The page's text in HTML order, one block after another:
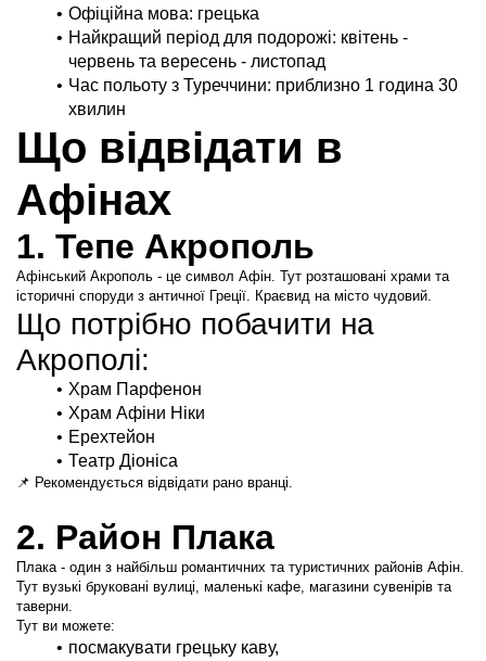
Офіційна мова: грецька
Найкращий період для подорожі: квітень -
червень та вересень - листопад
Час польоту з Туреччини: приблизно 1 година 30
хвилин
Що відвідати в
Афінах
1. Тепе Акрополь
Афінський Акрополь - це символ Афін. Тут розташовані храми та
історичні споруди з античної Греції. Краєвид на місто чудовий.
Що потрібно побачити на
Акрополі:
Храм Парфенон
Храм Афіни Ніки
Ерехтейон
Театр Діоніса
📌 Рекомендується відвідати рано вранці.
2. Район Плака
Плака - один з найбільш романтичних та туристичних районів Афін.
Тут вузькі бруковані вулиці, маленькі кафе, магазини сувенірів та
таверни.
Тут ви можете:
посмакувати грецьку каву,